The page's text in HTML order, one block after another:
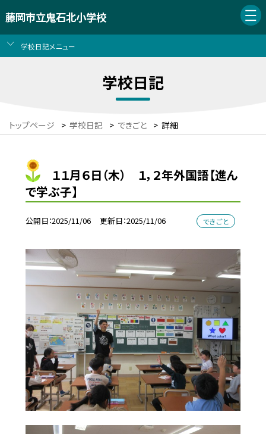
藤岡市立鬼石北小学校
学校日記メニュー
学校日記
トップページ > 学校日記 > できごと > 詳細
１１月６日（木） １，２年外国語【進ん
で学ぶ子】
公開日 2025/11/06 更新日 2025/11/06 できごと